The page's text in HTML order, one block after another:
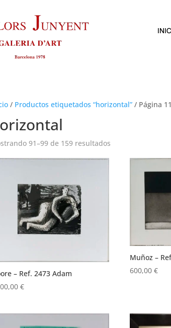
/ Productos etiquetados “horizontal” / Página 11
91–99 de 159 resultados
– Ref. 2473 Adam
€
Muñoz –
600,00€